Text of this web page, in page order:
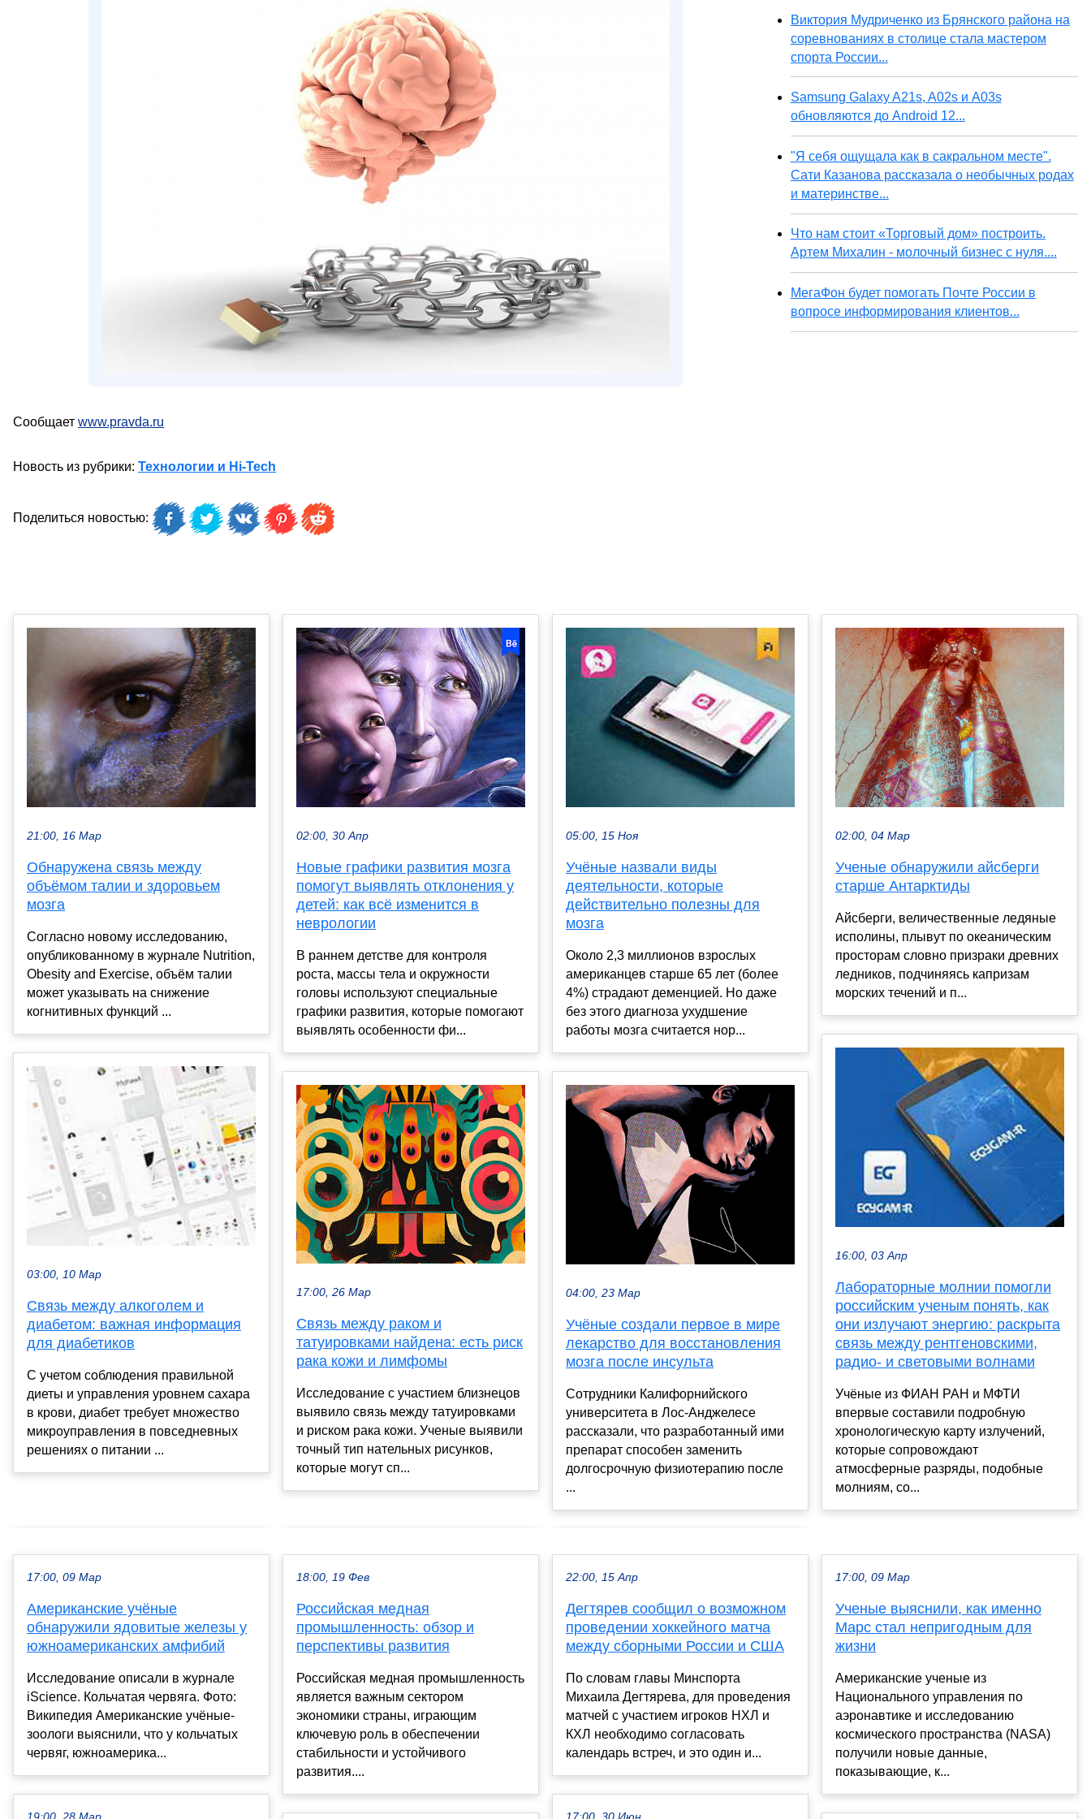
Сообщает www.pravda.ru
Новость из рубрики: Технологии и Hi-Tech
Поделиться новостью:
Виктория Мудриченко из Брянского района на
соревнованиях в столице стала мастером
спорта России...
Samsung Galaxy A21s, A02s и A03s
обновляются до Android 12...
"Я себя ощущала как в сакральном месте".
Сати Казанова рассказала о необычных родах
и материнстве...
Что нам стоит «Торговый дом» построить.
Артем Михалин - молочный бизнес с нуля....
МегаФон будет помогать Почте России в
вопросе информирования клиентов...
21:00, 16 Мар
Обнаружена связь между
объёмом талии и здоровьем
мозга
Согласно новому исследованию,
опубликованному в журнале Nutrition,
Obesity and Exercise, объём талии
может указывать на снижение
когнитивных функций ...
03:00, 10 Мар
Связь между алкоголем и
диабетом: важная информация
для диабетиков
С учетом соблюдения правильной
диеты и управления уровнем сахара
в крови, диабет требует множество
микроуправления в повседневных
решениях о питании ...
02:00, 30 Апр
Новые графики развития мозга
помогут выявлять отклонения у
детей: как всё изменится в
неврологии
В раннем детстве для контроля
роста, массы тела и окружности
головы используют специальные
графики развития, которые помогают
выявлять особенности фи...
17:00, 26 Мар
Связь между раком и
татуировками найдена: есть риск
рака кожи и лимфомы
Исследование с участием близнецов
выявило связь между татуировками
и риском рака кожи. Ученые выявили
точный тип нательных рисунков,
которые могут сп...
05:00, 15 Ноя
Учёные назвали виды
деятельности, которые
действительно полезны для
мозга
Около 2,3 миллионов взрослых
американцев старше 65 лет (более
4%) страдают деменцией. Но даже
без этого диагноза ухудшение
работы мозга считается нор...
04:00, 23 Мар
Учёные создали первое в мире
лекарство для восстановления
мозга после инсульта
Сотрудники Калифорнийского
университета в Лос-Анджелесе
рассказали, что разработанный ими
препарат способен заменить
долгосрочную физиотерапию после
...
02:00, 04 Мар
Ученые обнаружили айсберги
старше Антарктиды
Айсберги, величественные ледяные
исполины, плывут по океаническим
просторам словно призраки древних
ледников, подчиняясь капризам
морских течений и п...
16:00, 03 Апр
Лабораторные молнии помогли
российским ученым понять, как
они излучают энергию: раскрыта
связь между рентгеновскими,
радио- и световыми волнами
Учёные из ФИАН РАН и МФТИ
впервые составили подробную
хронологическую карту излучений,
которые сопровождают
атмосферные разряды, подобные
молниям, со...
17:00, 09 Мар
Американские учёные
обнаружили ядовитые железы у
южноамериканских амфибий
Исследование описали в журнале
iScience. Кольчатая червяга. Фото:
Википедия Американские учёные-
зоологи выяснили, что у кольчатых
червяг, южноамерика...
18:00, 19 Фев
Российская медная
промышленность: обзор и
перспективы развития
Российская медная промышленность
является важным сектором
экономики страны, играющим
ключевую роль в обеспечении
стабильности и устойчивого
развития....
22:00, 15 Апр
Дегтярев сообщил о возможном
проведении хоккейного матча
между сборными России и США
По словам главы Минспорта
Михаила Дегтярева, для проведения
матчей с участием игроков НХЛ и
КХЛ необходимо согласовать
календарь встреч, и это один и...
17:00, 09 Мар
Ученые выяснили, как именно
Марс стал непригодным для
жизни
Американские ученые из
Национального управления по
аэронавтике и исследованию
космического пространства (NASA)
получили новые данные,
показывающие, к...